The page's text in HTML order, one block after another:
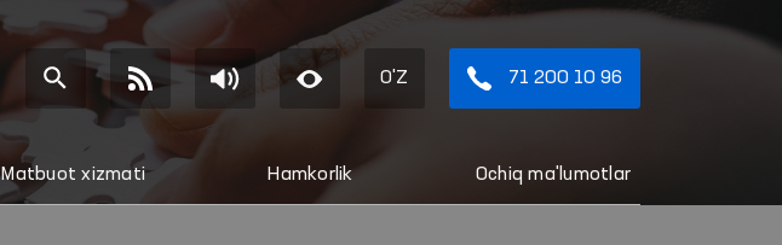
O'Z 71 200 10 96
Matbuot xizmati Hamkorlik Ochiq ma'lumotlar